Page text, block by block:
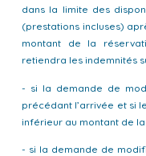
dans la limite des
(prestations incluses)
montant de la
retiendra les indemnités
- si la demande de
précédant l’arrivée et si
inférieur au montant de
- si la demande de